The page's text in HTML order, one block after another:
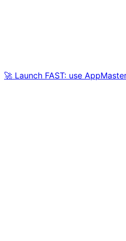
🚀 Launch FAST: use